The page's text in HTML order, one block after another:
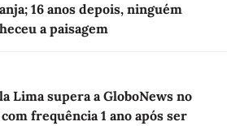
16 anos depois, ninguém
a paisagem
Lima supera a GloboNews no
frequência 1 ano após ser